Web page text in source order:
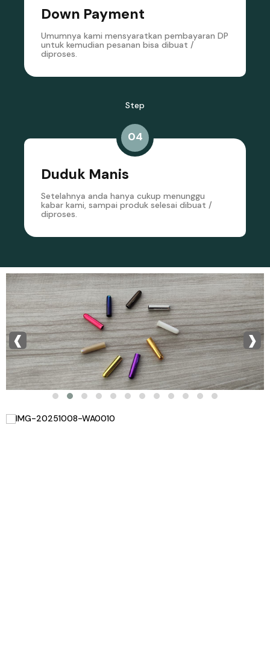
Down Payment
Umumnya kami mensyaratkan pembayaran DP
untuk kemudian pesanan bisa dibuat /
diproses.
Step
04
Duduk Manis
Setelahnya anda hanya cukup menunggu
kabar kami, sampai produk selesai dibuat /
diproses.
‹ ›